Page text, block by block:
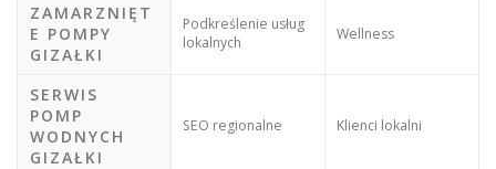
ZAMARZNIĘT
E POMPY
GIZAŁKI
Podkreślenie usług
lokalnych
Wellness
SERWIS
POMP
WODNYCH
GIZAŁKI
SEO regionalne Klienci lokalni